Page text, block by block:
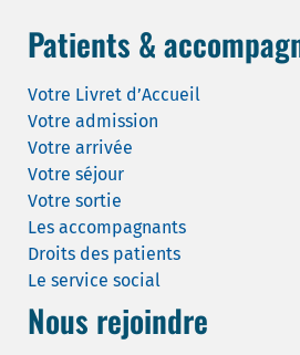
Patients &
Votre Livret d’Accueil
Votre admission
Votre arrivée
Votre séjour
Votre sortie
Les accompagnants
Droits des patients
Le service social
Nous rejoindre